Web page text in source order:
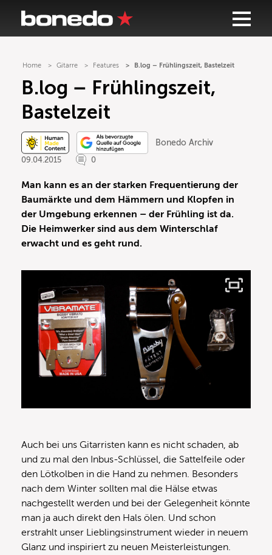
Home Gitarre Features B.log – Frühlingszeit, Bastelzeit
B.log – Frühlingszeit,
Bastelzeit
Bonedo Archiv
09.04.2015
0
Man kann es an der starken Frequentierung der
Baumärkte und dem Hämmern und Klopfen in
der Umgebung erkennen – der Frühling ist da.
Die Heimwerker sind aus dem Winterschlaf
erwacht und es geht rund.
Auch bei uns Gitarristen kann es nicht schaden, ab
und zu mal den Inbus-Schlüssel, die Sattelfeile oder
den Lötkolben in die Hand zu nehmen. Besonders
nach dem Winter sollten mal die Hälse etwas
nachgestellt werden und bei der Gelegenheit könnte
man ja auch direkt den Hals ölen. Und schon
erstrahlt unser Lieblingsinstrument wieder in neuem
Glanz und inspiriert zu neuen Meisterleistungen.